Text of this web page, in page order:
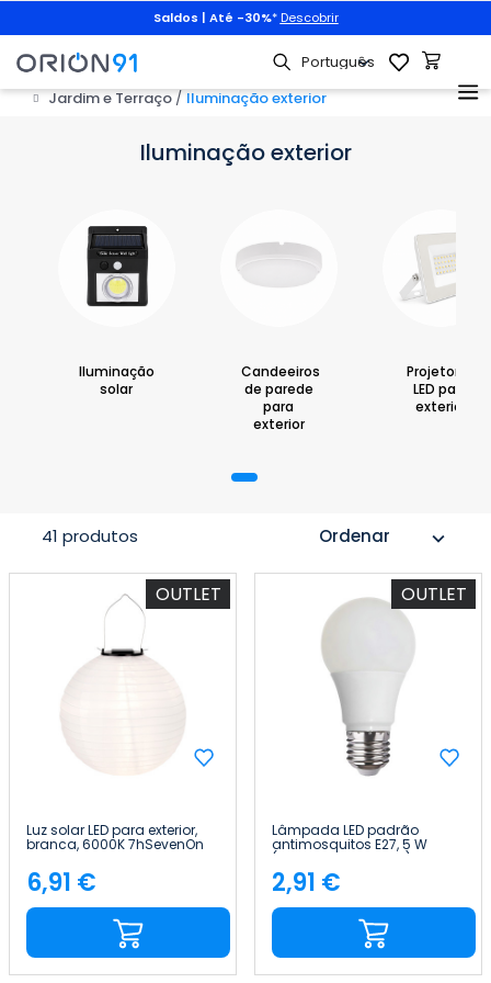
Saldos | Até -30%*Descobrir
Jardim e Terraço Iluminação exterior
Iluminação exterior
Iluminação
solar
Candeeiros
de parede
para
exterior
Projetores
LED para
exterior
1
Ordenar expand_more
41 produtos
OUTLET
Luz solar LED para exterior,
branca, 6000K 7hSevenOn
Preço
6,91 €
OUTLET
Lâmpada LED padrão
antimosquitos E27, 5 W
(equivalente a 25 W), 220 lm,
Preço
2,91 €